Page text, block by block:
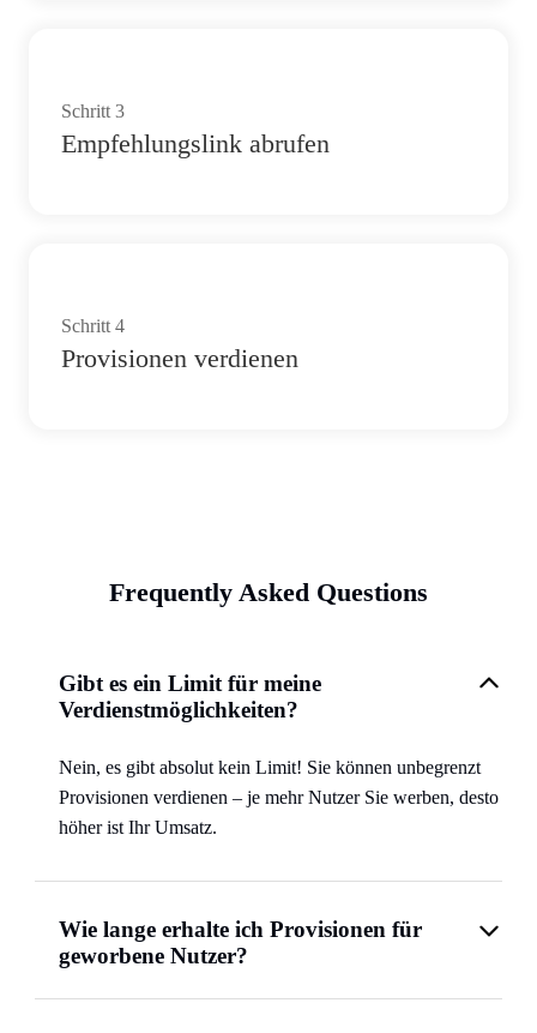
Schritt 3
Empfehlungslink abrufen
Schritt 4
Provisionen verdienen
Frequently Asked Questions
Gibt es ein Limit für meine
Verdienstmöglichkeiten?
Nein, es gibt absolut kein Limit! Sie können unbegrenzt
Provisionen verdienen – je mehr Nutzer Sie werben, desto
höher ist Ihr Umsatz.
Wie lange erhalte ich Provisionen für
geworbene Nutzer?